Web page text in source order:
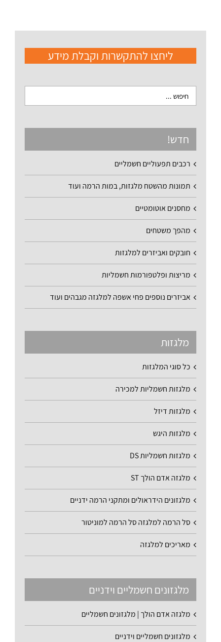
ליחצו להתקשרות וקבלת מידע
חדש!
רכבים תפעוליים חשמליים
תמונות מהשטח מלגזות, במות הרמה ועוד
מחסנים אוטומטיים
מהפך משטחים
חובקים ואביזרים למלגזות
מריצות ופלטפורמות חשמליות
אביזרים נוספים פחי אשפה למלגזה מגבהים ועוד
מלגזות
כל סוגי המלגזות
מלגזות חשמליות למכירה
מלגזות דיזל
מלגזות היגש
מלגזות חשמליות DS
מלגזה אדם הולך ST
מלגזונים הידראולים ומתקני הרמה ידניים
סל הרמה למלגזה סל הרמה למוניטור
מאריכים למלגזה
מלגזונים חשמליים וידניים
מלגזה אדם הולך | מלגזונים חשמליים
מלגזונים חשמליים וידניים